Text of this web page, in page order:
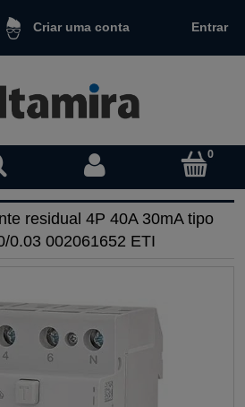
Criar uma conta Entrar
residual 4P 40A 30mA tipo
0.03 002061652 ETI